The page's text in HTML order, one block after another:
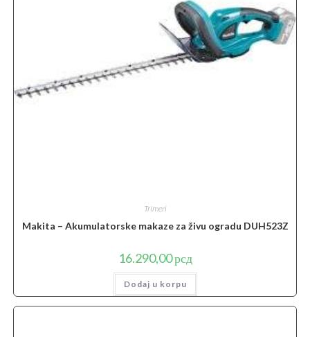
Trimeri
Makita – Akumulatorske makaze za živu ogradu DUH523Z
16.290,00рсд
Dodaj u korpu